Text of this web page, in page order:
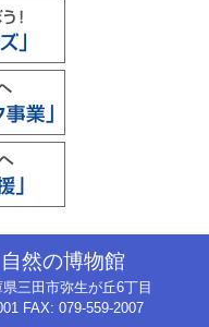
然の博物館
三田市弥生が丘6丁目
FAX: 079-559-2007